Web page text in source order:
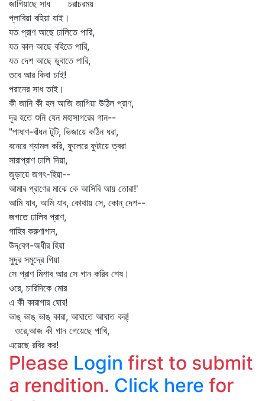
জাগিয়াছে সাধ চরাচরময়
প্লাবিয়া বহিয়া যাই।
যত প্রাণ আছে ঢালিতে পারি,
যত কাল আছে বহিতে পারি,
যত দেশ আছে ডুবাতে পারি,
তবে আর কিবা চাই!
পরানের সাধ তাই।
কী জানি কী হল আজি জাগিয়া উঠিল প্রাণ,
দূর হতে শুনি যেন মহাসাগরের গান--
"পাষাণ-বাঁধন টুটি, ভিজায়ে কঠিন ধরা,
বনেরে শ্যামল করি, ফুলেরে ফুটায়ে ত্বরা
সারাপ্রাণ ঢালি দিয়া,
জুড়ায়ে জগৎ-হিয়া--
আমার প্রাণের মাঝে কে আসিবি আয় তোরা!'
আমি যাব, আমি যাব, কোথায় সে, কোন্‌ দেশ--
জগতে ঢালিব প্রাণ,
গাহিব করুণাগান,
উদ্‌বেগ-অধীর হিয়া
সুদূর সমুদ্রে গিয়া
সে প্রাণ মিশাব আর সে গান করিব শেষ।
ওরে, চারিদিকে মোর
এ কী কারাগার ঘোর!
ভাঙ্‌ ভাঙ্‌ ভাঙ্‌ কারা, আঘাতে আঘাত কর্‌!
ওরে,আজ কী গান গেয়েছে পাখি,
এয়েছে রবির কর!
Please Login first to submit
a rendition. Click here for